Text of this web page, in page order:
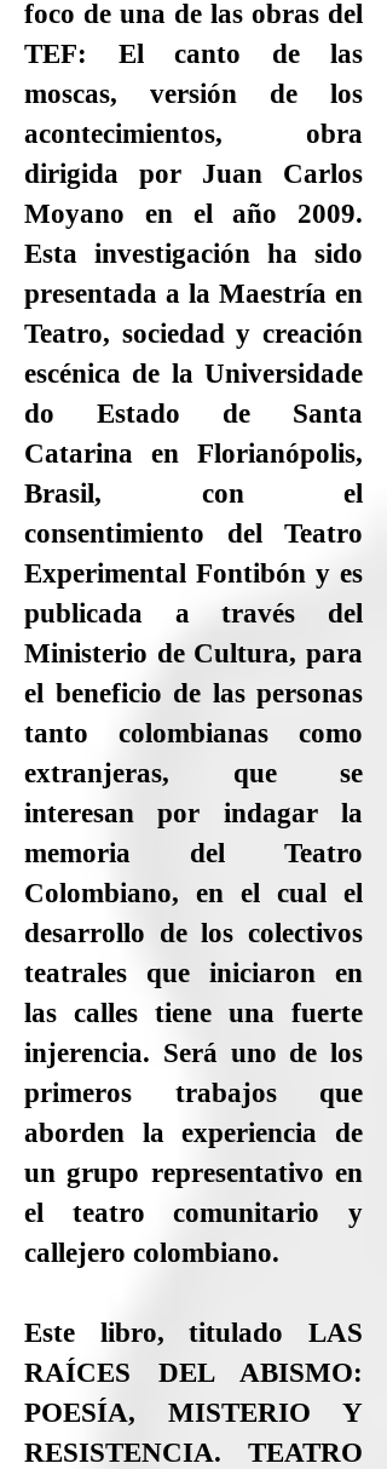
foco de una de las obras del
TEF: El canto de las
moscas, versión de los
acontecimientos, obra
dirigida por Juan Carlos
Moyano en el año 2009.
Esta investigación ha sido
presentada a la Maestría en
Teatro, sociedad y creación
escénica de la Universidade
do Estado de Santa
Catarina en Florianópolis,
Brasil, con el
consentimiento del Teatro
Experimental Fontibón y es
publicada a través del
Ministerio de Cultura, para
el beneficio de las personas
tanto colombianas como
extranjeras, que se
interesan por indagar la
memoria del Teatro
Colombiano, en el cual el
desarrollo de los colectivos
teatrales que iniciaron en
las calles tiene una fuerte
injerencia. Será uno de los
primeros trabajos que
aborden la experiencia de
un grupo representativo en
el teatro comunitario y
callejero colombiano.
Este libro, titulado LAS
RAÍCES DEL ABISMO:
POESÍA, MISTERIO Y
RESISTENCIA. TEATRO